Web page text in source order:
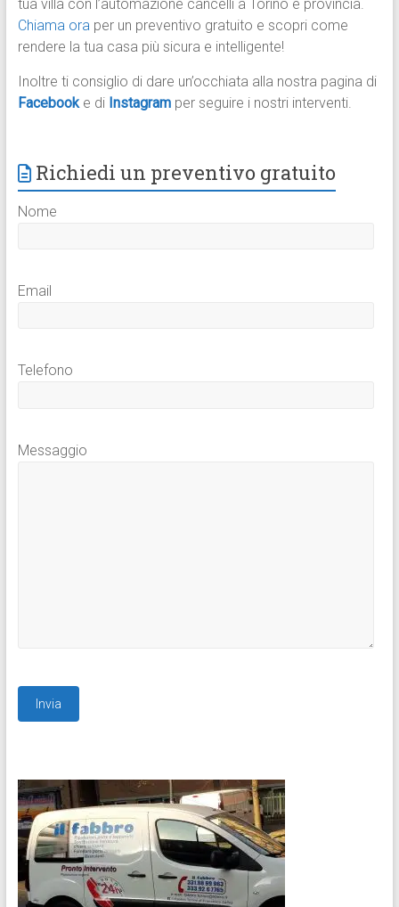
tua villa con l’automazione cancelli a Torino e provincia.
Chiama oraper un preventivo gratuito e scopri come
rendere la tua casa più sicura e intelligente!
Inoltre ti consiglio di dare un’occhiata alla nostra pagina di
Facebook e di Instagram per seguire i nostri interventi.
Richiedi un preventivo gratuito
Nome
Email
Telefono
Messaggio